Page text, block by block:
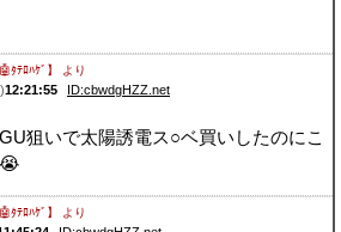
ﾀﾃﾛﾊｹﾞ】 より
12:21:55 ID:cbwdgHZZ.net
狙いで太陽誘電ス○ベ買いしたのにこ
ﾀﾃﾛﾊｹﾞ】 より